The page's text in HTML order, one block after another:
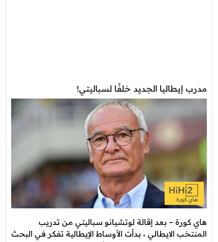
مدرب إيطاليا الجديد خلفًا لسباليتي!
هاي كورة – بعد إقالة لوتشيانو سباليتي من تدريب
المنتخب الايطالي ، بدأت الأوساط الإيطالية تفكر في البحث